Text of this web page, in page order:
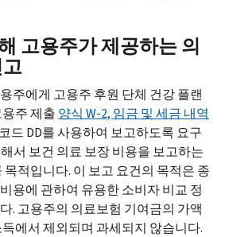
고용주가 제공하는 의
주에게 고용주 후원 단체 건강 플랜
주 제출 양식 W-2, 임금 및 세금 내역
드 DD를 사용하여 보고하도록 요구
서 보건 의료 보장 비용을 보고하는
적입니다. 이 보고 요건의 목적은 종
용에 관하여 유용한 소비자 비교 정
. 고용주의 의료보험 기여금의 가액
에서 제외되며 과세되지 않습니다.